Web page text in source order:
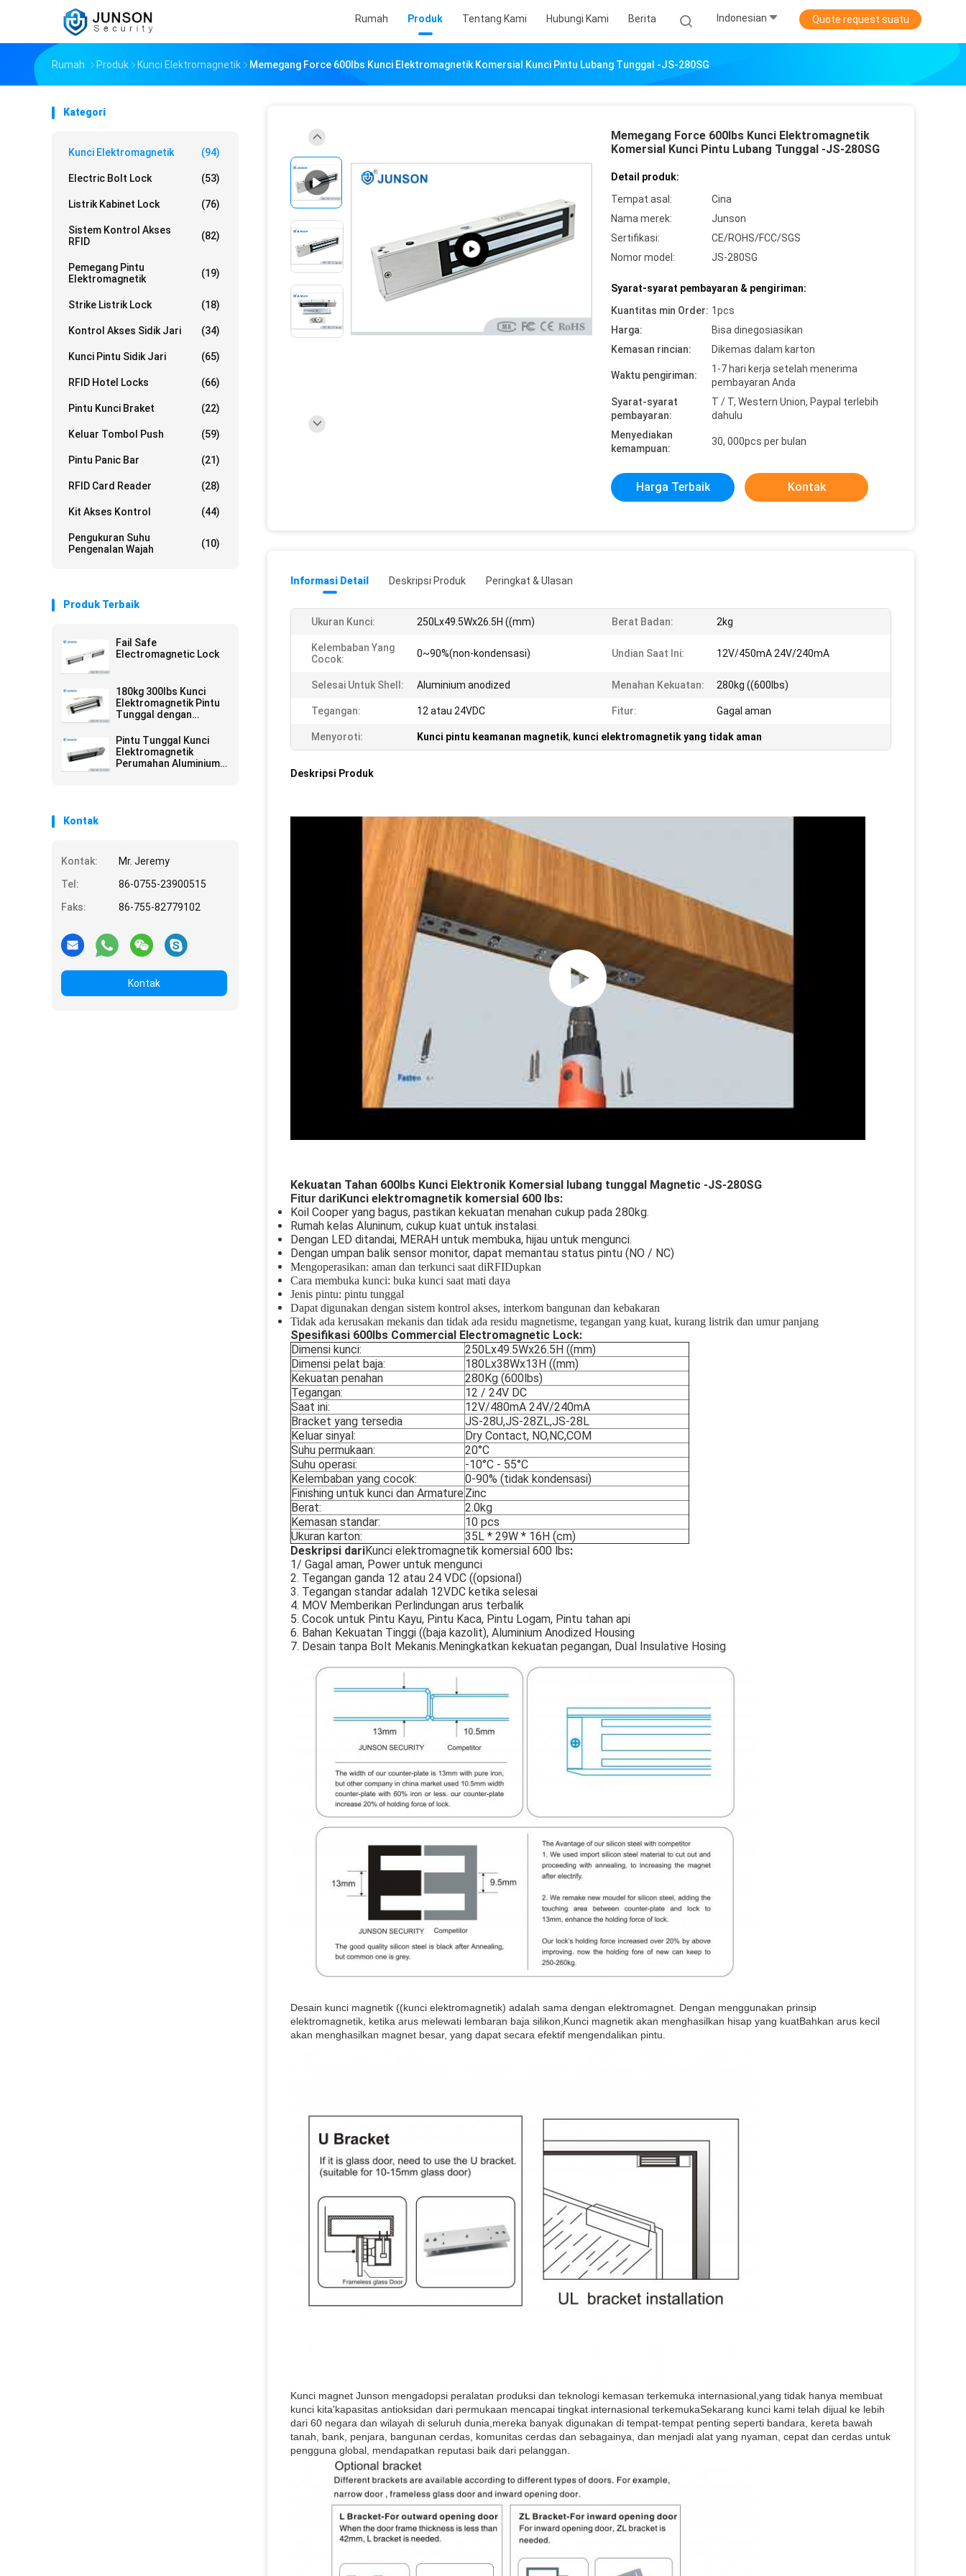
Rumah Produk Tentang Kami Hubungi Kami Berita Indonesian Quote request suatu
Rumah Produk Kunci Elektromagnetik Memegang Force 600lbs Kunci Elektromagnetik Komersial Kunci Pintu Lubang Tunggal -JS-280SG
Kategori
Kunci Elektromagnetik (94)
Electric Bolt Lock (53)
Listrik Kabinet Lock (76)
Sistem Kontrol Akses
RFID
(82)
Pemegang Pintu
Elektromagnetik
(19)
Strike Listrik Lock (18)
Kontrol Akses Sidik Jari (34)
Kunci Pintu Sidik Jari (65)
RFID Hotel Locks (66)
Pintu Kunci Braket (22)
Keluar Tombol Push (59)
Pintu Panic Bar (21)
RFID Card Reader (28)
Kit Akses Kontrol (44)
Pengukuran Suhu
Pengenalan Wajah
(10)
Produk Terbaik
Fail Safe
Electromagnetic Lock
180kg 300lbs Kunci
Elektromagnetik Pintu
Tunggal dengan
Pintu Tunggal Kunci
Elektromagnetik
Perumahan Aluminium
Kontak
Kontak:
Mr. Jeremy
Tel:
86-0755-23900515
Faks:
86-755-82779102
Kontak
Memegang Force 600lbs Kunci Elektromagnetik
Komersial Kunci Pintu Lubang Tunggal -JS-280SG
Detail produk:
Tempat asal:
Cina
Nama merek:
Junson
Sertifikasi:
CE/ROHS/FCC/SGS
Nomor model:
JS-280SG
Syarat-syarat pembayaran & pengiriman:
Kuantitas min Order: 1pcs
Harga:
Bisa dinegosiasikan
Kemasan rincian:
Dikemas dalam karton
Waktu pengiriman:
1-7 hari kerja setelah menerima
pembayaran Anda
Syarat-syarat
pembayaran:
T / T, Western Union, Paypal terlebih
dahulu
Menyediakan
kemampuan:
30, 000pcs per bulan
Harga Terbaik Kontak
Informasi Detail Deskripsi Produk Peringkat & Ulasan
Ukuran Kunci: 250Lx49.5Wx26.5H ((mm) Berat Badan: 2kg
Kelembaban Yang
Cocok:
0~90%(non-kondensasi) Undian Saat Ini: 12V/450mA 24V/240mA
Selesai Untuk Shell: Aluminium anodized Menahan Kekuatan: 280kg ((600lbs)
Tegangan: 12 atau 24VDC Fitur: Gagal aman
Menyoroti: Kunci pintu keamanan magnetik, kunci elektromagnetik yang tidak aman
Deskripsi Produk
Kekuatan Tahan 600lbs Kunci Elektronik Komersial lubang tunggal Magnetic -JS-280SG
Fitur dariKunci elektromagnetik komersial 600 lbs:
Koil Cooper yang bagus, pastikan kekuatan menahan cukup pada 280kg.
Rumah kelas Aluninum, cukup kuat untuk instalasi.
Dengan LED ditandai, MERAH untuk membuka, hijau untuk mengunci.
Dengan umpan balik sensor monitor, dapat memantau status pintu (NO / NC)
Mengoperasikan: aman dan terkunci saat diRFIDupkan
Cara membuka kunci: buka kunci saat mati daya
Jenis pintu: pintu tunggal
Dapat digunakan dengan sistem kontrol akses, interkom bangunan dan kebakaran
Tidak ada kerusakan mekanis dan tidak ada residu magnetisme, tegangan yang kuat, kurang listrik dan umur panjang
Spesifikasi 600lbs Commercial Electromagnetic Lock:
Dimensi kunci:
250Lx49.5Wx26.5H ((mm)
Dimensi pelat baja:
180Lx38Wx13H ((mm)
Kekuatan penahan
280Kg (600lbs)
Tegangan:
12 / 24V DC
Saat ini:
12V/480mA 24V/240mA
Bracket yang tersedia
JS-28U,JS-28ZL,JS-28L
Keluar sinyal:
Dry Contact, NO,NC,COM
Suhu permukaan:
20°C
Suhu operasi:
-10°C - 55°C
Kelembaban yang cocok:
0-90% (tidak kondensasi)
Finishing untuk kunci dan Armature Zinc
Berat:
2.0kg
Kemasan standar:
10 pcs
Ukuran karton:
35L * 29W * 16H (cm)
Deskripsi dariKunci elektromagnetik komersial 600 lbs:
1/ Gagal aman, Power untuk mengunci
2. Tegangan ganda 12 atau 24 VDC ((opsional)
3. Tegangan standar adalah 12VDC ketika selesai
4. MOV Memberikan Perlindungan arus terbalik
5. Cocok untuk Pintu Kayu, Pintu Kaca, Pintu Logam, Pintu tahan api
6. Bahan Kekuatan Tinggi ((baja kazolit), Aluminium Anodized Housing
7. Desain tanpa Bolt Mekanis.Meningkatkan kekuatan pegangan, Dual Insulative Hosing
Desain kunci magnetik ((kunci elektromagnetik) adalah sama dengan elektromagnet. Dengan menggunakan prinsip
elektromagnetik, ketika arus melewati lembaran baja silikon,Kunci magnetik akan menghasilkan hisap yang kuatBahkan arus kecil
akan menghasilkan magnet besar, yang dapat secara efektif mengendalikan pintu.
Kunci magnet Junson mengadopsi peralatan produksi dan teknologi kemasan terkemuka internasional,yang tidak hanya membuat
kunci kita'kapasitas antioksidan dari permukaan mencapai tingkat internasional terkemukaSekarang kunci kami telah dijual ke lebih
dari 60 negara dan wilayah di seluruh dunia,mereka banyak digunakan di tempat-tempat penting seperti bandara, kereta bawah
tanah, bank, penjara, bangunan cerdas, komunitas cerdas dan sebagainya, dan menjadi alat yang nyaman, cepat dan cerdas untuk
pengguna global, mendapatkan reputasi baik dari pelanggan.